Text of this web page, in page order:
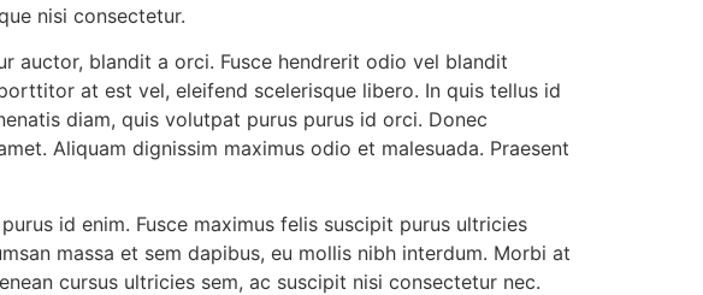
nisi consectetur.
auctor, blandit a orci. Fusce hendrerit odio vel blandit
at est vel, eleifend scelerisque libero. In quis tellus id
diam, quis volutpat purus purus id orci. Donec
Aliquam dignissim maximus odio et malesuada. Praesent
id enim. Fusce maximus felis suscipit purus ultricies
massa et sem dapibus, eu mollis nibh interdum. Morbi at
cursus ultricies sem, ac suscipit nisi consectetur nec.